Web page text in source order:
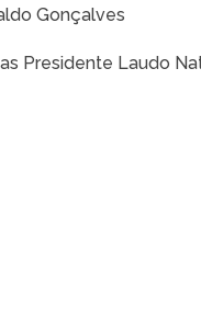
Gonçalves
Presidente Laudo